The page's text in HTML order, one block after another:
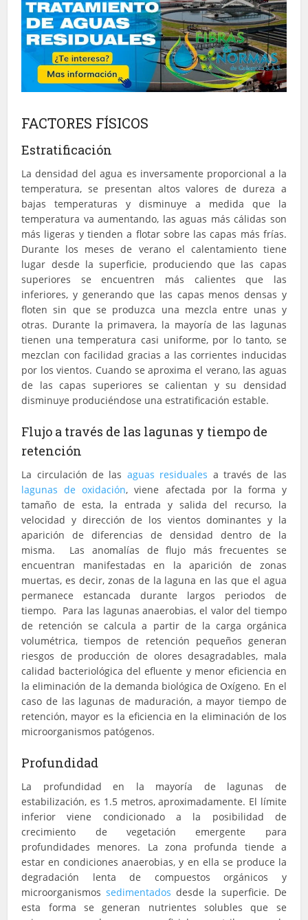
FACTORES FÍSICOS
Estratificación
La densidad del agua es inversamente proporcional a la
temperatura, se presentan altos valores de dureza a
bajas temperaturas y disminuye a medida que la
temperatura va aumentando, las aguas más cálidas son
más ligeras y tienden a flotar sobre las capas más frías.
Durante los meses de verano el calentamiento tiene
lugar desde la superficie, produciendo que las capas
superiores se encuentren más calientes que las
inferiores, y generando que las capas menos densas y
floten sin que se produzca una mezcla entre unas y
otras. Durante la primavera, la mayoría de las lagunas
tienen una temperatura casi uniforme, por lo tanto, se
mezclan con facilidad gracias a las corrientes inducidas
por los vientos. Cuando se aproxima el verano, las aguas
de las capas superiores se calientan y su densidad
disminuye produciéndose una estratificación estable.
Flujo a través de las lagunas y tiempo de
retención
La circulación de las aguas residuales a través de las
lagunas de oxidación, viene afectada por la forma y
tamaño de esta, la entrada y salida del recurso, la
velocidad y dirección de los vientos dominantes y la
aparición de diferencias de densidad dentro de la
misma. Las anomalías de flujo más frecuentes se
encuentran manifestadas en la aparición de zonas
muertas, es decir, zonas de la laguna en las que el agua
permanece estancada durante largos periodos de
tiempo. Para las lagunas anaerobias, el valor del tiempo
de retención se calcula a partir de la carga orgánica
volumétrica, tiempos de retención pequeños generan
riesgos de producción de olores desagradables, mala
calidad bacteriológica del efluente y menor eficiencia en
la eliminación de la demanda biológica de Oxígeno. En el
caso de las lagunas de maduración, a mayor tiempo de
retención, mayor es la eficiencia en la eliminación de los
microorganismos patógenos.
Profundidad
La profundidad en la mayoría de lagunas de
estabilización, es 1.5 metros, aproximadamente. El límite
inferior viene condicionado a la posibilidad de
crecimiento de vegetación emergente para
profundidades menores. La zona profunda tiende a
estar en condiciones anaerobias, y en ella se produce la
degradación lenta de compuestos orgánicos y
microorganismos sedimentados desde la superficie. De
esta forma se generan nutrientes solubles que se